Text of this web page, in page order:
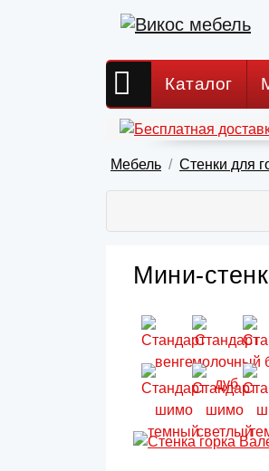
Каталог
Мебель Стенки для
Мини-